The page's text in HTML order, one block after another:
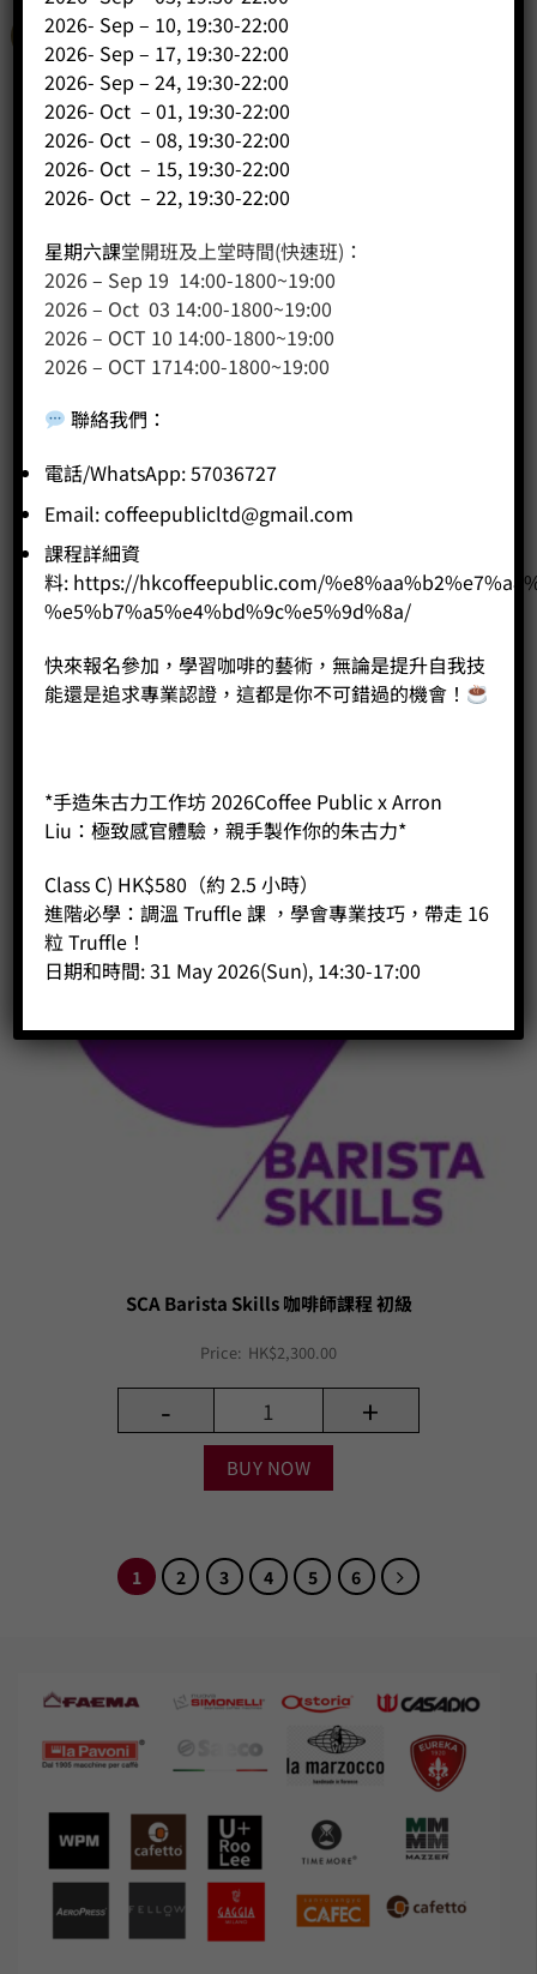
特價
SCA Barista Skills 咖啡師課程 中級-本公司學生優惠
price
was:
price
is:
- +
BUY NOW
SCA Barista Skills 咖啡師課程 初級
Price: HK$2,300.00
- +
BUY NOW
1 2 3 4 5 6
2026- Sep – 10, 19:30-22:00
2026- Sep – 17, 19:30-22:00
2026- Sep – 24, 19:30-22:00
2026- Oct – 01, 19:30-22:00
2026- Oct – 08, 19:30-22:00
2026- Oct – 15, 19:30-22:00
2026- Oct – 22, 19:30-22:00
星期六課堂開班及上堂時間(快速班)：
2026 – Sep 19 14:00-1800~19:00
2026 – Oct 03 14:00-1800~19:00
2026 – OCT 10 14:00-1800~19:00
2026 – OCT 1714:00-1800~19:00
聯絡我們 ：
電話/WhatsApp: 57036727
Email:coffeepublicltd@gmail.com
課程詳細資
料: https://hkcoffeepublic.com/
%e5%b7%a5%e4%bd%9c%e5%9d%8a/
快來報名參加，學習咖啡的藝術，無論是提升自我技
能還是追求專業認證，這都是你不可錯過的機會！
*手造朱古力工作坊 2026Coffee Public x Arron
Liu：極致感官體驗，親手製作你的朱古力*
Class C) HK$580（約 2.5 小時）
進階必學：調溫 Truffle 課 ，學會專業技巧，帶走 16
粒 Truffle！
日期和時間: 31 May 2026(Sun), 14:30-17:00